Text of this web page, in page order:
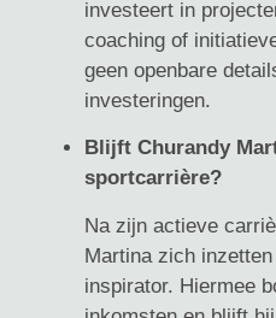
investeert in
coaching of
geen openbare
investeringen.
Blijft Churandy
sportcarrière?
Na zijn actieve
Martina zich
inspirator. Hiermee